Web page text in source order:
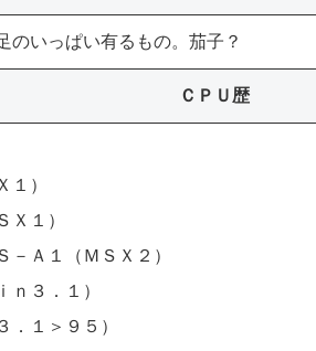
のいっぱい有るもの。茄子？
ＣＰＵ歴
１）
Ｘ１）
－Ａ１（ＭＳＸ２）
ｎ３．１）
．１＞９５）